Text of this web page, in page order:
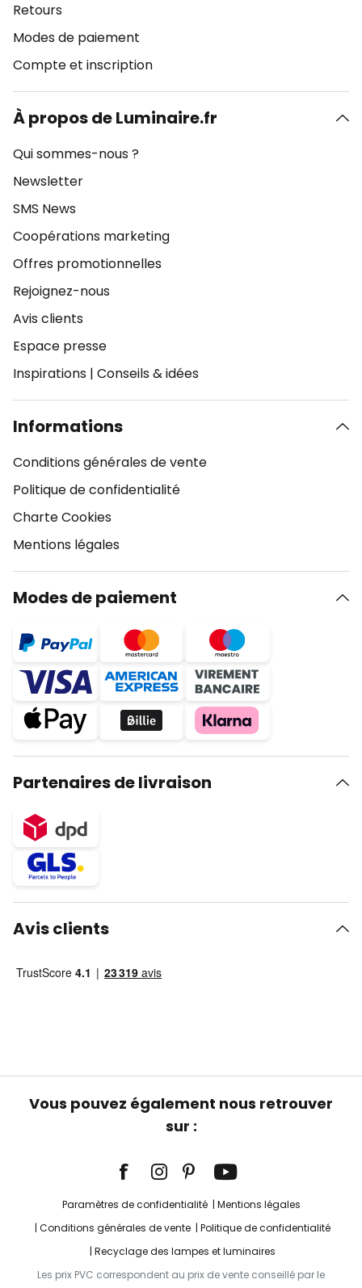
Retours
Modes de paiement
Compte et inscription
À propos de Luminaire.fr
Qui sommes-nous ?
Newsletter
SMS News
Coopérations marketing
Offres promotionnelles
Rejoignez-nous
Avis clients
Espace presse
Inspirations | Conseils & idées
Informations
Conditions générales de vente
Politique de confidentialité
Charte Cookies
Mentions légales
Modes de paiement
Partenaires de livraison
Avis clients
Vous pouvez également nous retrouver
sur :
Paramètres de confidentialité
Mentions légales
Conditions générales de vente
Politique de confidentialité
Recyclage des lampes et luminaires
Les prix PVC correspondent au prix de vente conseillé par le